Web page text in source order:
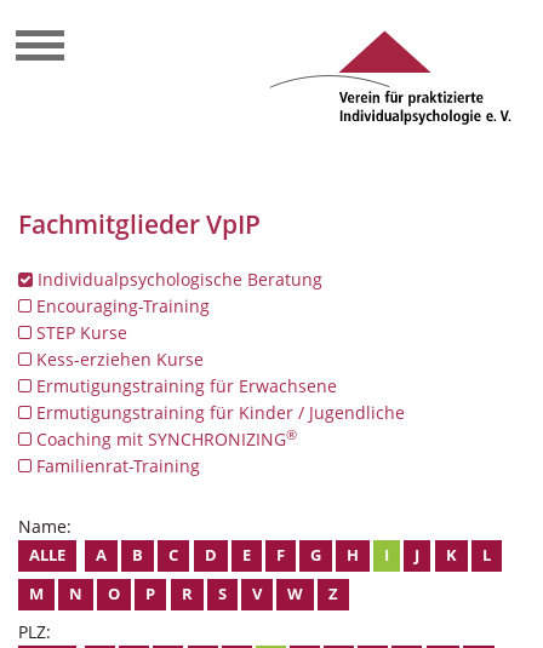
Fachmitglieder VpIP
Individualpsychologische Beratung
Encouraging-Training
STEP Kurse
Kess-erziehen Kurse
Ermutigungstraining für Erwachsene
Ermutigungstraining für Kinder / Jugendliche
Coaching mit SYNCHRONIZING®
Familienrat-Training
Name:
ALLE A B C D E F G H I J K
L
M
N O P R S V W Z
PLZ: